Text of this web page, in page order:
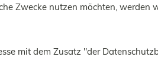
Zwecke nutzen möchten, werden
mit dem Zusatz "der